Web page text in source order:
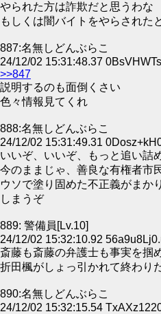
やられた方は詐欺だと思うわな
もしくは闇バイトをやらされた
887:名無しどんぶらこ
24/12/02 15:31:48.37
>>847
説明するのも面倒くさい
色々情報見てくれ
888:名無しどんぶらこ
24/12/02 15:31:49.31
いいぞ、いいぞ、もっと追い詰
今のままじゃ、善良な有権者市
ウソで塗り固めた不正義がまか
しまうぞ
889: 警備員[Lv.10]
24/12/02 15:32:10.92
斎藤も斎藤の弁護士も事実を掴
折田楓がしょっ引かれて終わり
890:名無しどんぶらこ
24/12/02 15:32:15.54